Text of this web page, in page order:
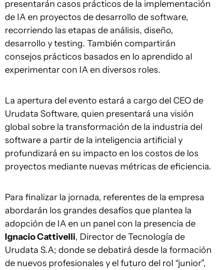
presentarán casos prácticos de la implementación
de IA en proyectos de desarrollo de software,
recorriendo las etapas de análisis, diseño,
desarrollo y testing. También compartirán
consejos prácticos basados en lo aprendido al
experimentar con IA en diversos roles.
La apertura del evento estará a cargo del CEO de
Urudata Software, quien presentará una visión
global sobre la transformación de la industria del
software a partir de la inteligencia artificial y
profundizará en su impacto en los costos de los
proyectos mediante nuevas métricas de eficiencia.
Para finalizar la jornada, referentes de la empresa
abordarán los grandes desafíos que plantea la
adopción de IA en un panel con la presencia de
Ignacio Cattivelli, Director de Tecnología de
Urudata S.A; donde se debatirá desde la formación
de nuevos profesionales y el futuro del rol “junior”,